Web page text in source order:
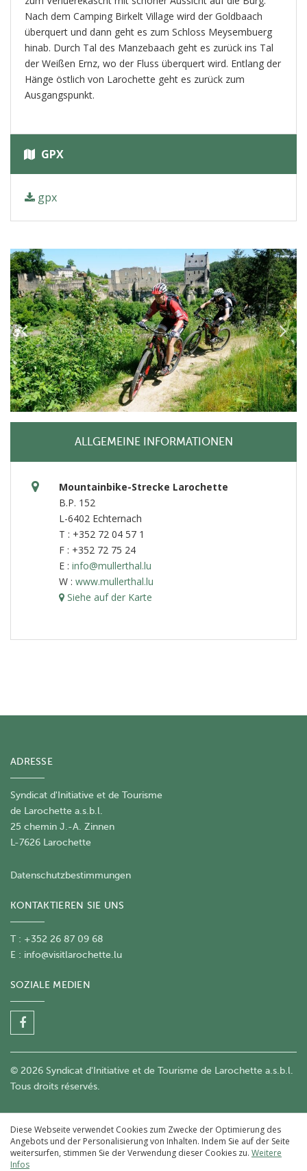
Nach dem Camping Birkelt Village wird der Goldbaach
überquert und dann geht es zum Schloss Meysembuerg
hinab. Durch Tal des Manzebaach geht es zurück ins Tal
der Weißen Ernz, wo der Fluss überquert wird. Entlang der
Hänge östlich von Larochette geht es zurück zum
Ausgangspunkt.
GPX
gpx
ALLGEMEINE INFORMATIONEN
Mountainbike-Strecke Larochette
B.P. 152
L-6402 Echternach
T : +352 72 04 57 1
F : +352 72 75 24
E : info@mullerthal.lu
W : www.mullerthal.lu
Siehe auf der Karte
ADRESSE
Syndicat d'Initiative et de Tourisme
de Larochette a.s.b.l.
25 chemin J.-A. Zinnen
L-7626 Larochette
Datenschutzbestimmungen
KONTAKTIEREN SIE UNS
T : +352 26 87 09 68
E : info@visitlarochette.lu
SOZIALE MEDIEN
© 2026 Syndicat d'Initiative et de Tourisme de Larochette a.s.b.l.
Tous droits réservés.
Diese Webseite verwendet Cookies zum Zwecke der Optimierung des
Angebots und der Personalisierung von Inhalten. Indem Sie auf der Seite
weitersurfen, stimmen Sie der Verwendung dieser Cookies zu. Weitere
Infos